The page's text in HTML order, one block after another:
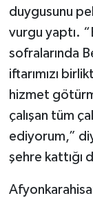
duygusunu
vurgu yaptı.
sofralarında
iftarımızı
hizmet
çalışan tüm
ediyorum,”
şehre kattığı